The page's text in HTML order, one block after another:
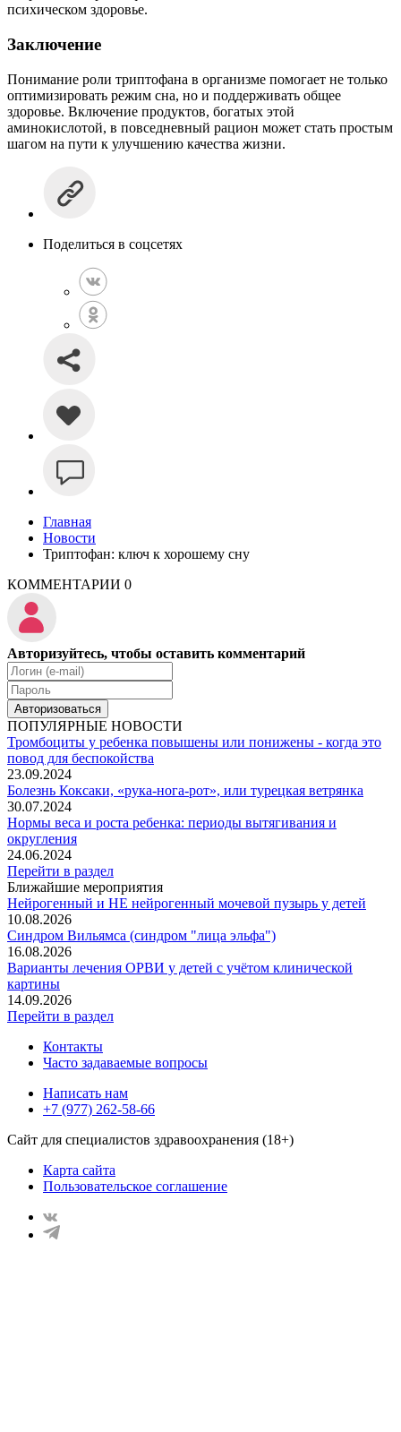
психическом здоровье.
Заключение
Понимание роли триптофана в организме помогает не только
оптимизировать режим сна, но и поддерживать общее
здоровье. Включение продуктов, богатых этой
аминокислотой, в повседневный рацион может стать простым
шагом на пути к улучшению качества жизни.
Поделиться в соцсетях
Главная
Новости
Триптофан: ключ к хорошему сну
КОММЕНТАРИИ 0
Авторизуйтесь, чтобы оставить комментарий
Авторизоваться
ПОПУЛЯРНЫЕ НОВОСТИ
Тромбоциты у ребенка повышены или понижены - когда это
повод для беспокойства
23.09.2024
Болезнь Коксаки, «рука-нога-рот», или турецкая ветрянка
30.07.2024
Нормы веса и роста ребенка: периоды вытягивания и
округления
24.06.2024
Перейти в раздел
Ближайшие мероприятия
Нейрогенный и НЕ нейрогенный мочевой пузырь у детей
10.08.2026
Синдром Вильямса (синдром "лица эльфа")
16.08.2026
Варианты лечения ОРВИ у детей с учётом клинической
картины
14.09.2026
Перейти в раздел
Контакты
Часто задаваемые вопросы
Написать нам
+7 (977) 262-58-66
Сайт для специалистов здравоохранения (18+)
Карта сайта
Пользовательское соглашение